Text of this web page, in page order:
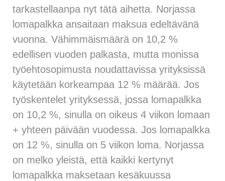
tarkastellaanpa nyt tätä aihetta. Norjassa
lomapalkka ansaitaan maksua edeltävänä
vuonna. Vähimmäismäärä on 10,2 %
edellisen vuoden palkasta, mutta monissa
työehtosopimusta noudattavissa yrityksissä
käytetään korkeampaa 12 % määrää. Jos
työskentelet yrityksessä, jossa lomapalkka
on 10,2 %, sinulla on oikeus 4 viikon lomaan
+ yhteen päivään vuodessa. Jos lomapalkka
on 12 %, sinulla on 5 viikon loma. Norjassa
on melko yleistä, että kaikki kertynyt
lomapalkka maksetaan kesäkuussa